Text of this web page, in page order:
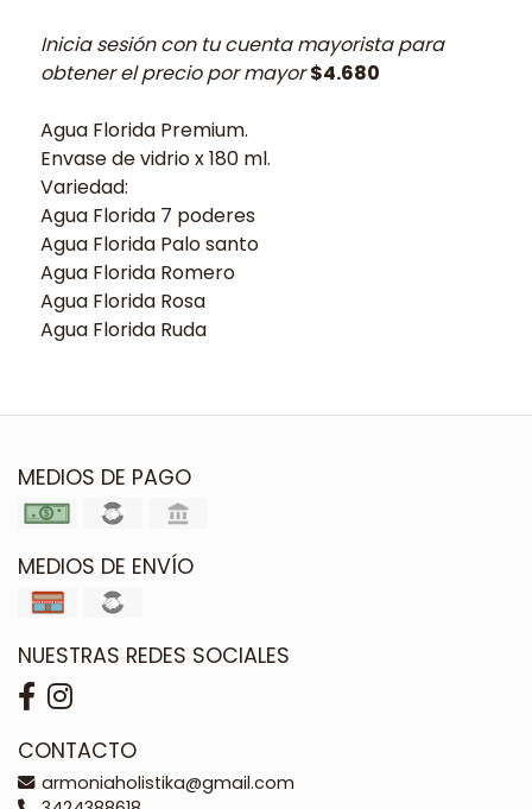
Inicia sesión con tu cuenta mayorista para
obtener el precio por mayor$4.680
Agua Florida Premium.
Envase de vidrio x 180 ml.
Variedad:
Agua Florida 7 poderes
Agua Florida Palo santo
Agua Florida Romero
Agua Florida Rosa
Agua Florida Ruda
MEDIOS DE PAGO
MEDIOS DE ENVÍO
NUESTRAS REDES SOCIALES
CONTACTO
armoniaholistika@gmail.com